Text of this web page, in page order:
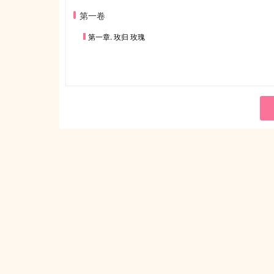
第一卷
第一章. 玫归 玫瑰